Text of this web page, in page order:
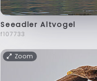
Seeadler Altvogel
f107733
Zoom